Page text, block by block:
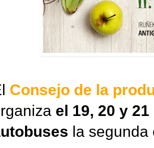
Consejo de la
el 19, 20 y
la segunda